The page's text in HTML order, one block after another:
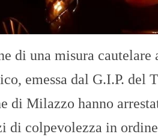
di una misura cautelare
emessa dal G.I.P. del
di Milazzo hanno
di colpevolezza in